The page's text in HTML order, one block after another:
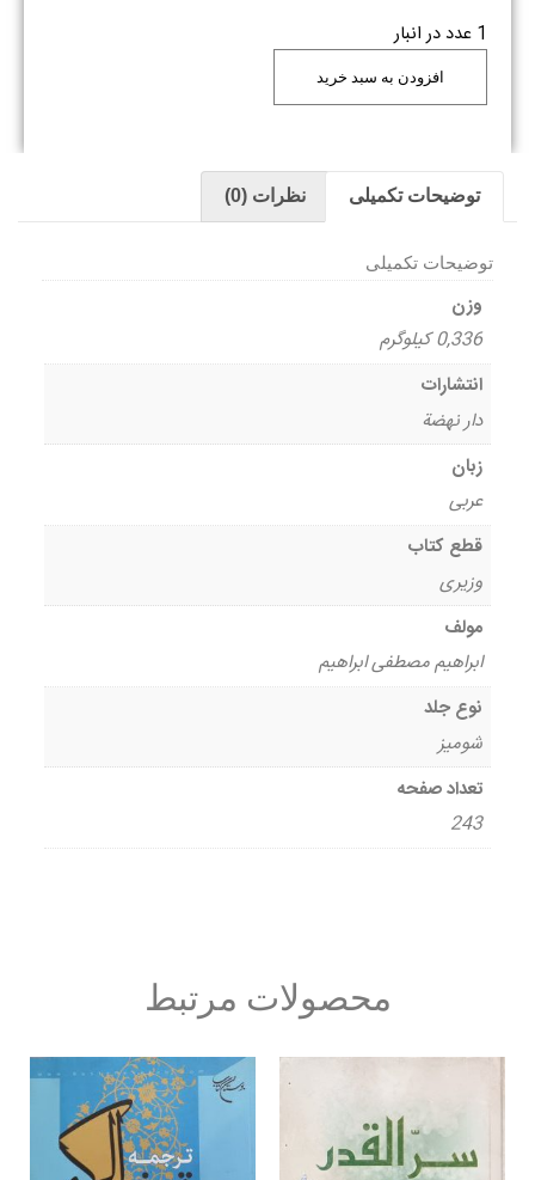
1 عدد در انبار
افزودن به سبد خرید
توضیحات تکمیلی نظرات (0)
توضیحات تکمیلی
وزن
0,336 کیلوگرم
انتشارات
دار نهضة
زبان
عربی
قطع کتاب
وزیری
مولف
ابراهیم مصطفی ابراهیم
نوع جلد
شومیز
تعداد صفحه
243
محصولات مرتبط